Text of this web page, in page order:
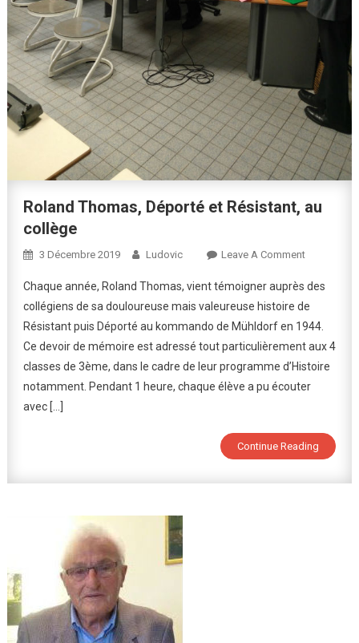
Roland Thomas, Déporté et Résistant, au
collège
3 Décembre 2019 Ludovic Leave A CommentOn
Thomas,
Déporté
Et
Résistant,
Au
Collège
Chaque année, Roland Thomas, vient témoigner auprès des
collégiens de sa douloureuse mais valeureuse histoire de
Résistant puis Déporté au kommando de Mühldorf en 1944.
Ce devoir de mémoire est adressé tout particulièrement aux 4
classes de 3ème, dans le cadre de leur programme d’Histoire
notamment. Pendant 1 heure, chaque élève a pu écouter
avec […]
Continue Reading